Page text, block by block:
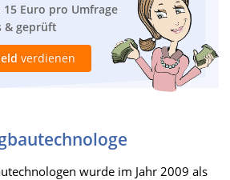
15 Euro pro Umfrage
& geprüft
verdienen
wurde im Jahr 2009 als